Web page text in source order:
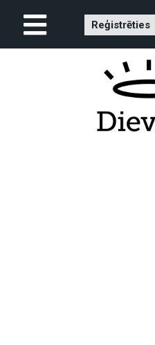
Reģistrēties